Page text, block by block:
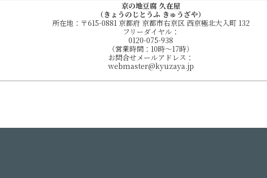
京の地豆腐 久在屋
（きょうのじとうふ きゅうざや）
所在地：〒615-0881 京都府 京都市右京区 西京極北大入町 132
フリーダイヤル：
0120-075-938
（営業時間：10時～17時）
お問合せメールアドレス：
webmaster@kyuzaya.jp